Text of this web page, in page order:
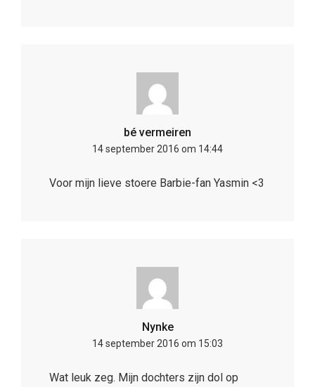
bé vermeiren
14 september 2016 om 14:44
Voor mijn lieve stoere Barbie-fan Yasmin <3
Nynke
14 september 2016 om 15:03
Wat leuk zeg. Mijn dochters zijn dol op